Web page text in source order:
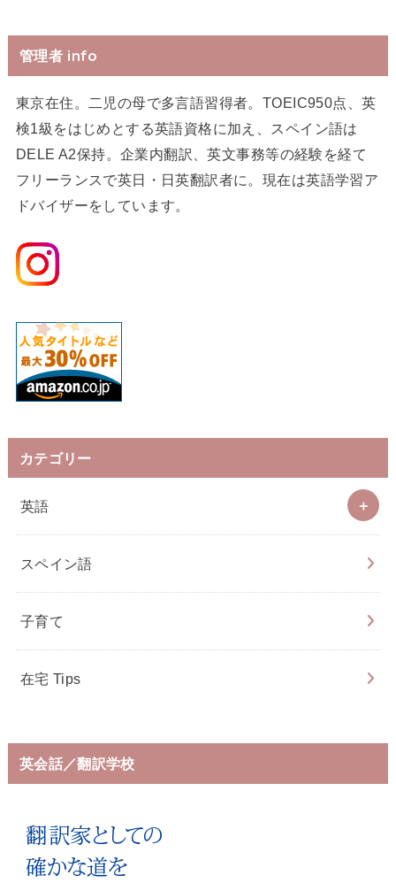
管理者 info
東京在住。二児の母で多言語習得者。TOEIC950点、英
検1級をはじめとする英語資格に加え、スペイン語は
DELE A2保持。企業内翻訳、英文事務等の経験を経て
フリーランスで英日・日英翻訳者に。現在は英語学習ア
ドバイザーをしています。
カテゴリー
英語
スペイン語
子育て
在宅 Tips
英会話／翻訳学校